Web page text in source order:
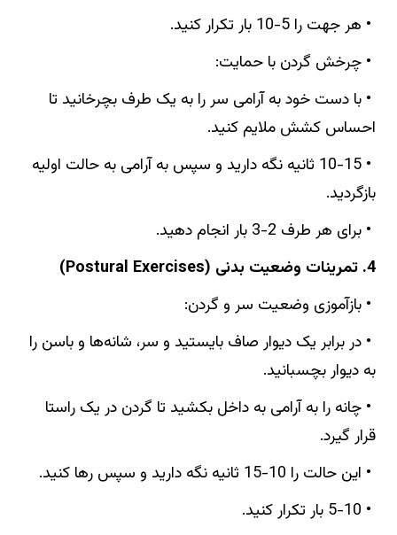
• هر جهت را 5-10 بار تکرار کنید.
• چرخش گردن با حمایت:
• با دست خود به آرامی سر را به یک طرف بچرخانید تا
احساس کشش ملایم کنید.
• 10-15 ثانیه نگه دارید و سپس به آرامی به حالت اولیه
بازگردید.
• برای هر طرف 2-3 بار انجام دهید.
4. تمرینات وضعیت بدنی (Postural Exercises)
• بازآموزی وضعیت سر و گردن:
• در برابر یک دیوار صاف بایستید و سر، شانه‌ها و باسن را
به دیوار بچسبانید.
• چانه را به آرامی به داخل بکشید تا گردن در یک راستا
قرار گیرد.
• این حالت را 10-15 ثانیه نگه دارید و سپس رها کنید.
• 5-10 بار تکرار کنید.